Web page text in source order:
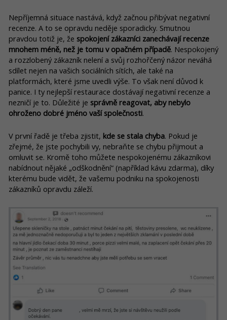
Nepříjemná situace nastává, když začnou přibývat negativní
recenze. A to se opravdu neděje sporadicky. Smutnou
pravdou totiž je, že spokojení zákazníci zanechávají recenze
mnohem méně, než je tomu v opačném případě. Nespokojený
a rozzlobený zákazník nelení a svůj rozhořčený názor neváhá
sdílet nejen na vašich sociálních sítích, ale také na
platformách, které jsme uvedli výše. To však není důvod k
panice. I ty nejlepší restaurace dostávají negativní recenze a
nezničí je to. Důležité je správně reagovat, aby nebylo
ohroženo dobré jméno vaší společnosti.
V první řadě je třeba zjistit, kde se stala chyba. Pokud je
zřejmé, že jste pochybili vy, nebraňte se chybu přijmout a
omluvit se. Kromě toho můžete nespokojenému zákazníkovi
nabídnout nějaké „odškodnění“ (například kávu zdarma), díky
kterému bude vidět, že vašemu podniku na spokojenosti
zákazníků opravdu záleží.